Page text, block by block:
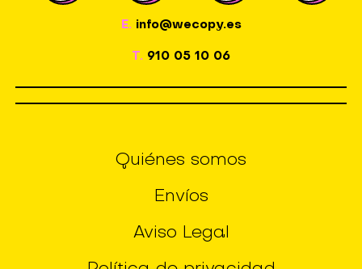
E. info@wecopy.es
T. 910 05 10 06
Quiénes somos
Envíos
Aviso Legal